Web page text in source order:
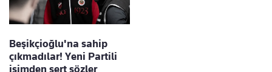
Beşikçioğlu'na sahip
çıkmadılar! Yeni Partili
isimden sert sözler